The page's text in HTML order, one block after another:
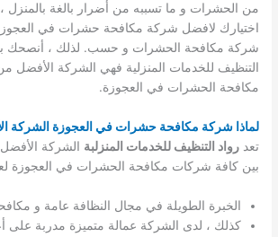
من الحشرات و ما تسببه من أضرار بالغة
اختيارك لافضل شركة مكافحة حشرات في
شركة مكافحة الحشرات و حسب. لذلك ، أنصحك
التنظيف للخدمات المنزلية فهي الشركة الأفضل
مكافحة الحشرات في العجوزة.
لماذا شركة مكافحة حشرات في العجوزة الشركة
تعدرواد التنظيف للخدمات المنزلبة الشركة الأفضل
بين كافة شركات مكافحة الحشرات في العجوزة
الخبرة الطويلة في مجال النظافة عامة و
كذلك ، لدى الشركة عمالة متميزة مدربة